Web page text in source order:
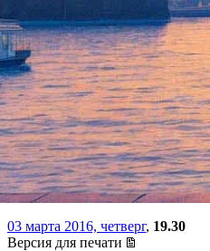
Фестиваль
покажет
постановке
Хусниярова
03 марта 2016, четверг, 19.30
Версия для печати